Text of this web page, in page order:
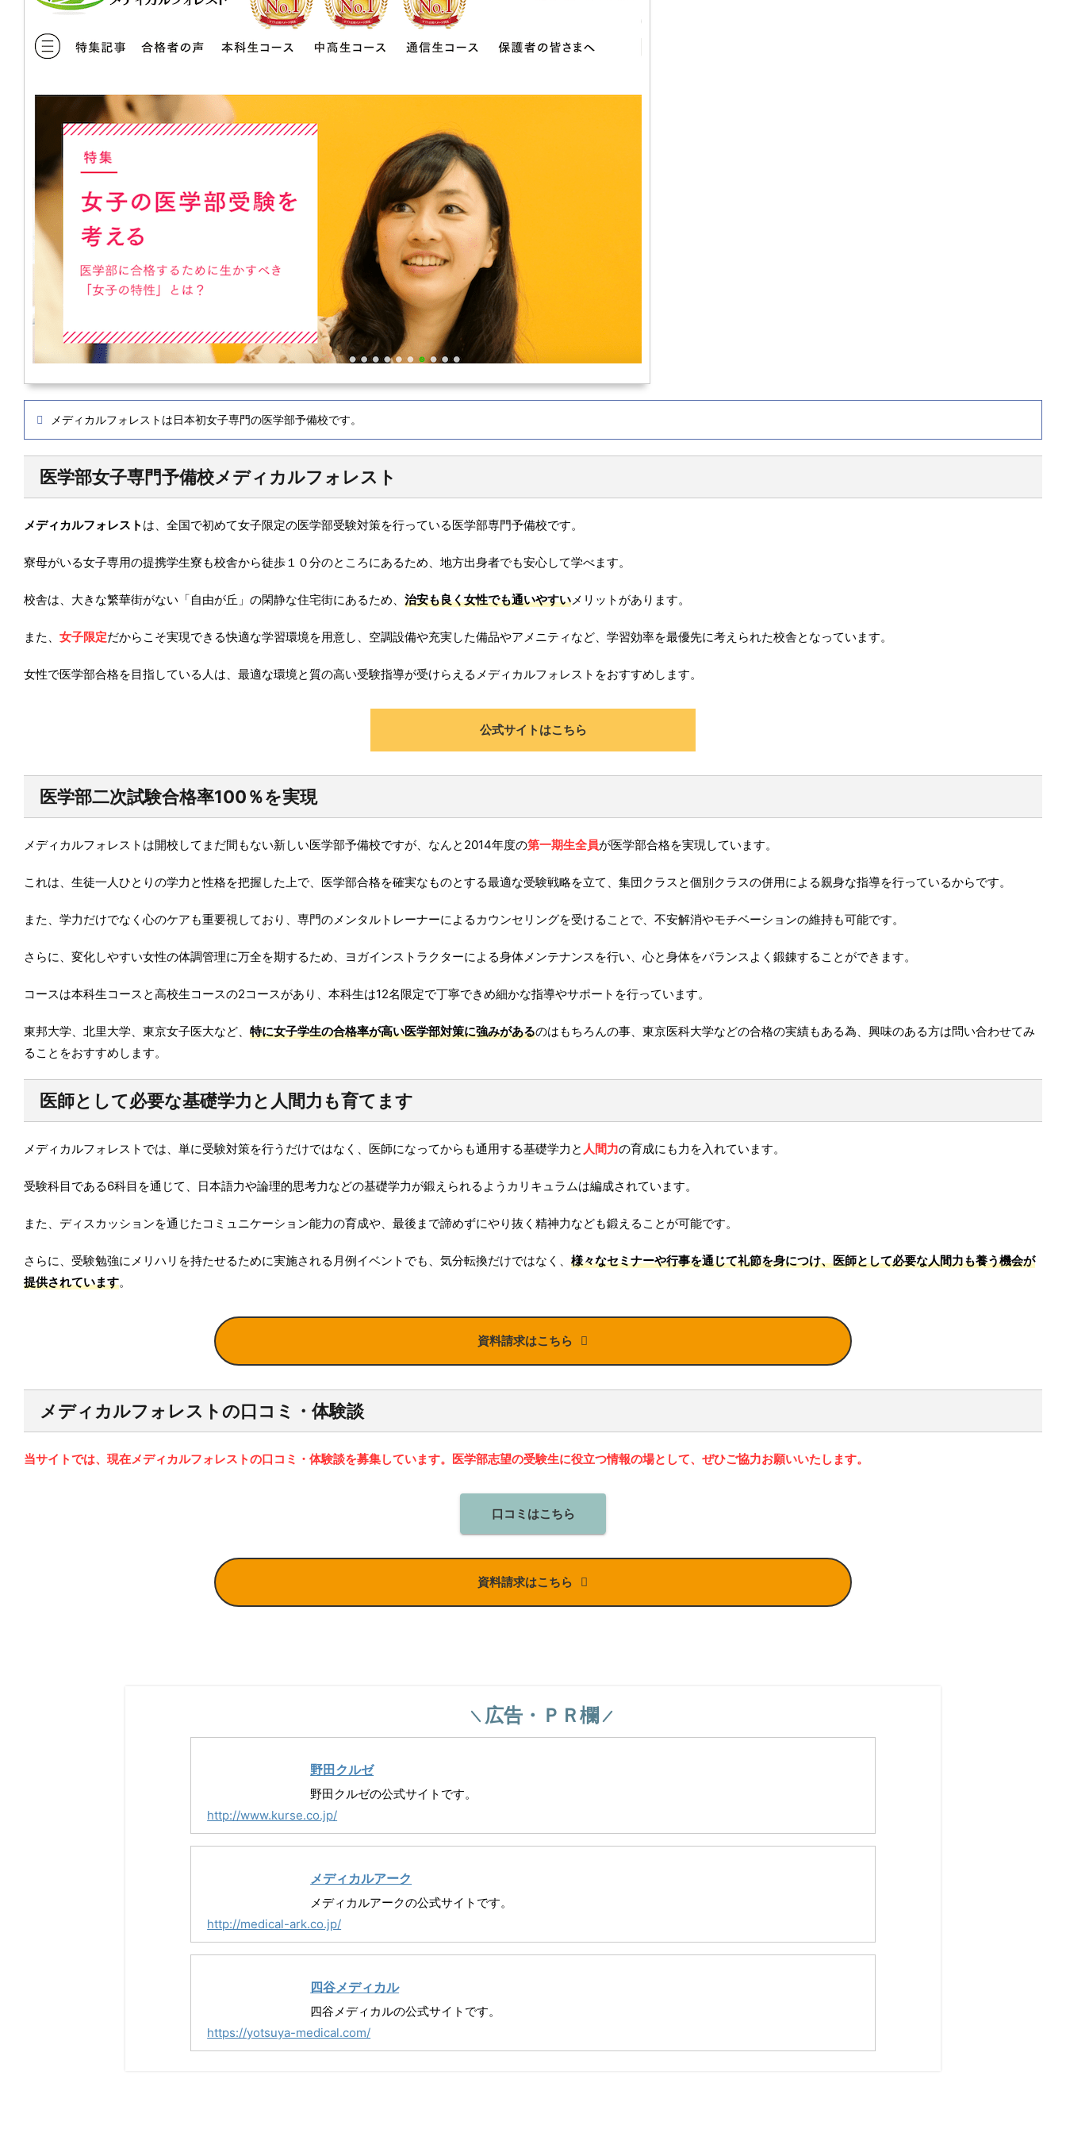
メディカルフォレストは日本初女子専門の医学部予備校です。
医学部女子専門予備校メディカルフォレスト
メディカルフォレスト は、全国で初めて女子限定の医学部受験対策を行っている医学部専門予備校です。
寮母がいる女子専用の提携学生寮も校舎から徒歩１０分のところにあるため、地方出身者でも安心して学べます。
校舎は、大きな繁華街がない「自由が丘」の閑静な住宅街にあるため、 治安も良く女性でも通いやすいメリットがあります。
また、 女子限定だからこそ実現できる快適な学習環境を用意し、空調設備や充実した備品やアメニティなど、学習効率を最優先に考えられた校舎となっています。
女性で医学部合格を目指している人は、最適な環境と質の高い受験指導が受けらえるメディカルフォレストをおすすめします。
公式サイトはこちら
医学部二次試験合格率100％を実現
メディカルフォレストは開校してまだ間もない新しい医学部予備校ですが、なんと2014年度の第一期生全員が医学部合格を実現しています。
これは、生徒一人ひとりの学力と性格を把握した上で、医学部合格を確実なものとする最適な受験戦略を立て、集団クラスと個別クラスの併用による親身な指導を行っているからです。
また、学力だけでなく心のケアも重要視しており、専門のメンタルトレーナーによるカウンセリングを受けることで、不安解消やモチベーションの維持も可能です。
さらに、変化しやすい女性の体調管理に万全を期するため、ヨガインストラクターによる身体メンテナンスを行い、心と身体をバランスよく鍛錬することができます。
コースは本科生コースと高校生コースの2コースがあり、本科生は12名限定で丁寧できめ細かな指導やサポートを行っています。
東邦大学、北里大学、東京女子医大など、 特に女子学生の合格率が高い医学部対策に強みがあるのはもちろんの事、東京医科大学などの合格の実績もある為、興味のある方は問い合わせてみ
ることをおすすめします。
医師として必要な基礎学力と人間力も育てます
メディカルフォレストでは、単に受験対策を行うだけではなく、医師になってからも通用する基礎学力と 人間力の育成にも力を入れています。
受験科目である6科目を通じて、日本語力や論理的思考力などの基礎学力が鍛えられるようカリキュラムは編成されています。
また、ディスカッションを通じたコミュニケーション能力の育成や、最後まで諦めずにやり抜く精神力なども鍛えることが可能です。
さらに、受験勉強にメリハリを持たせるために実施される月例イベントでも、気分転換だけではなく、 様々なセミナーや行事を通じて礼節を身につけ、医師として必要な人間力も養う機会が
提供されています。
資料請求はこちら
メディカルフォレストの口コミ・体験談
当サイトでは、現在メディカルフォレストの口コミ・体験談を募集しています。医学部志望の受験生に役立つ情報の場として、ぜひご協力お願いいたします。
口コミはこちら
資料請求はこちら
広告・ＰＲ欄
野田クルゼ
野田クルゼの公式サイトです。
http://www.kurse.co.jp/
メディカルアーク
メディカルアークの公式サイトです。
http://medical-ark.co.jp/
四谷メディカル
四谷メディカルの公式サイトです。
https://yotsuya-medical.com/